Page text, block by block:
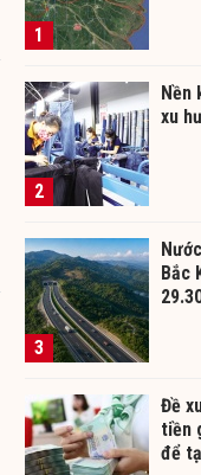
1
2
Nền
xu
3
Bắc
Đề
tiền
để